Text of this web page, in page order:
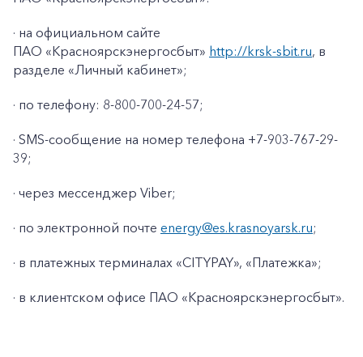
+7-800-700-24-57
Частным клиентам
Корпоративным клиентам
· на официальном сайте
ПАО «Красноярскэнергосбыт» http://krsk-sbit.ru, в
разделе «Личный кабинет»;
· по телефону: 8-800-700-24-57;
· SMS-сообщение на номер телефона +7-903-767-29-
39;
· через мессенджер Viber;
· по электронной почте energy@es.krasnoyarsk.ru;
· в платежных терминалах «CITYPAY», «Платежка»;
· в клиентском офисе ПАО «Красноярскэнергосбыт».